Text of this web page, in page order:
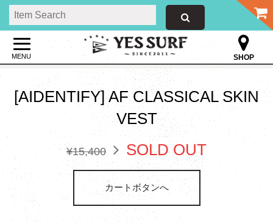
MENU SHOP
[AIDENTIFY] AF CLASSICAL SKIN
VEST
¥15,400 SOLD OUT
カートボタンへ